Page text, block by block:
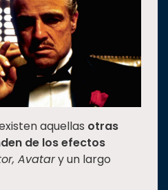
aquellas otras
de los efectos
Avatary un largo